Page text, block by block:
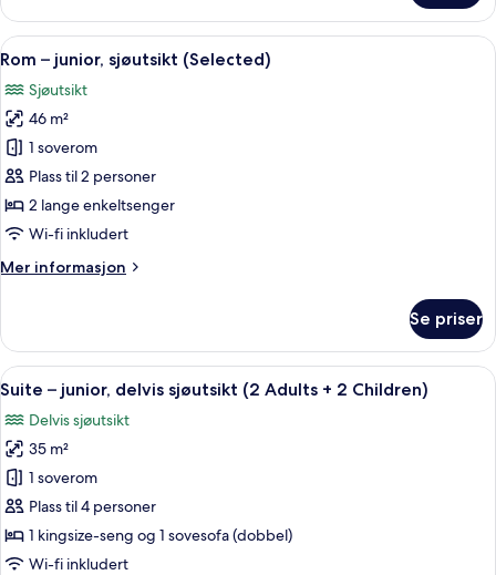
–
junior,
delvis
sjøutsikt
(3
people)
Åpne
alle
bildene
av
Rom
–
junior,
sjøutsikt
Sengetøy av topp kvalitet, memory
9
Rom – junior, sjøutsikt (Selected)
Sjøutsikt
46 m²
1 soverom
Plass til 2 personer
2 lange enkeltsenger
Wi-fi inkludert
Mer informasjon
Mer
–
junior,
sjøutsikt
(Selected)
Se priser
Åpne
alle
bildene
av
Suite
–
junior,
delvis
Sengetøy av topp kvalitet, memory
6
Suite – junior, delvis sjøutsikt (2 Adults + 2 Children)
Delvis sjøutsikt
35 m²
1 soverom
Plass til 4 personer
1 kingsize-seng og 1 sovesofa (dobbel)
Wi-fi inkludert